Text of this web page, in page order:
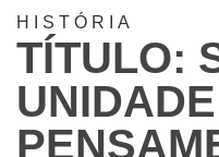
HISTÓRIA
TÍTULO: